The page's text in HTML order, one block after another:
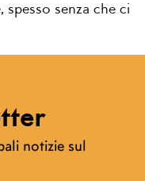
senza che ci
notizie sul